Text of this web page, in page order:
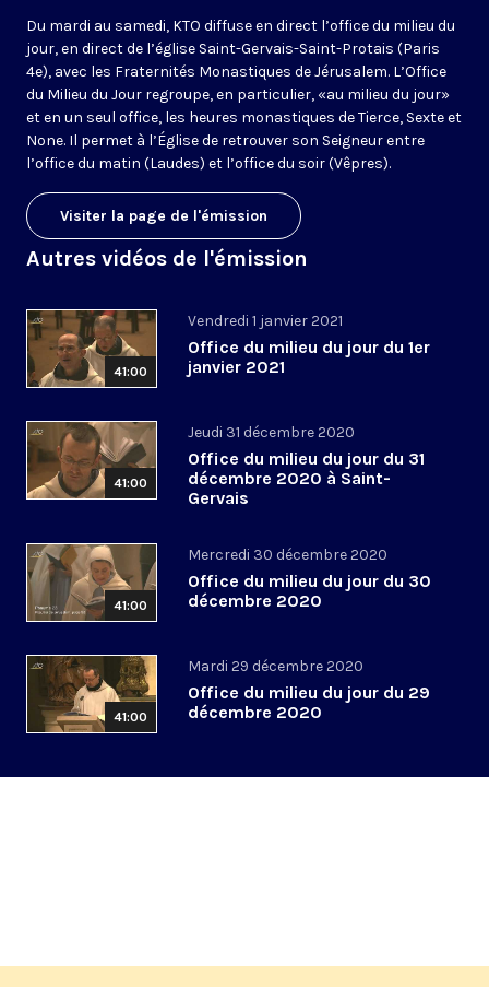
Du mardi au samedi, KTO diffuse en direct l’office du milieu du
jour, en direct de l’église Saint-Gervais-Saint-Protais (Paris
4e), avec les Fraternités Monastiques de Jérusalem. L’Office
du Milieu du Jour regroupe, en particulier, «au milieu du jour»
et en un seul office, les heures monastiques de Tierce, Sexte et
None. Il permet à l’Église de retrouver son Seigneur entre
l’office du matin (Laudes) et l’office du soir (Vêpres).
Visiter la page de l'émission
Autres vidéos de l'émission
41:00
Vendredi 1 janvier 2021
Office du milieu du jour du 1er
janvier 2021
41:00
Jeudi 31 décembre 2020
Office du milieu du jour du 31
décembre 2020 à Saint-
Gervais
41:00
Mercredi 30 décembre 2020
Office du milieu du jour du 30
décembre 2020
41:00
Mardi 29 décembre 2020
Office du milieu du jour du 29
décembre 2020